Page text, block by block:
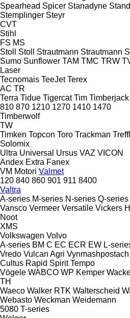
Spearhead Spicer Stanadyne
Stemplinger Steyr
CVT
Stihl
FS MS
Stoll
Stoll Strautmann Strautmann
Sumo Sunflower TAM TMC TRW
Laser
Tecnomais TeeJet Terex
AC TR
Terra Tidue Tigercat Tim Timberjack
810 870 1210 1270 1410 1470
Timberwolf
TW
Timken Topcon Toro Trackman
Solomix
Ultra Universal Ursus VAZ VICON
Andex Extra Fanex
VM Motori Valmet
120 840 860 901 911 8400
Valtra
A-series M-series N-series Q-series
Vansco Vermeer Versatile Vickers
Noot
XMS
Volkswagen Volvo
A-series BM C EC ECR EW L-
Vredo Vulcan Agri Vynmashpostach
Cultus Rapid Spirit Tempo
Vögele WABCO WP Kemper
TH
Waeco Walker RTK Walterscheid
Webasto Weckman Weidemann
5080 T-series